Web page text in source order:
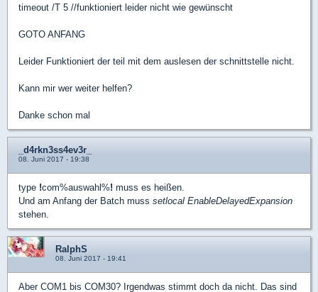
timeout /T 5 //funktioniert leider nicht wie gewünscht
GOTO ANFANG
Leider Funktioniert der teil mit dem auslesen der schnittstelle nicht.
Kann mir wer weiter helfen?
Danke schon mal
_d4rkn3ss4ev3r_
08. Juni 2017 - 19:38
type !com%auswahl%! muss es heißen.
Und am Anfang der Batch muss setlocal EnableDelayedExpansion
stehen.
RalphS
08. Juni 2017 - 19:41
Aber COM1 bis COM30? Irgendwas stimmt doch da nicht. Das sind